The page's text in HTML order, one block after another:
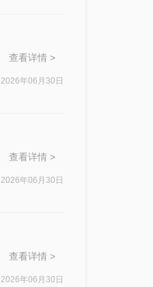
查看详情 >
2026年06月30日
查看详情 >
2026年06月30日
查看详情 >
2026年06月30日